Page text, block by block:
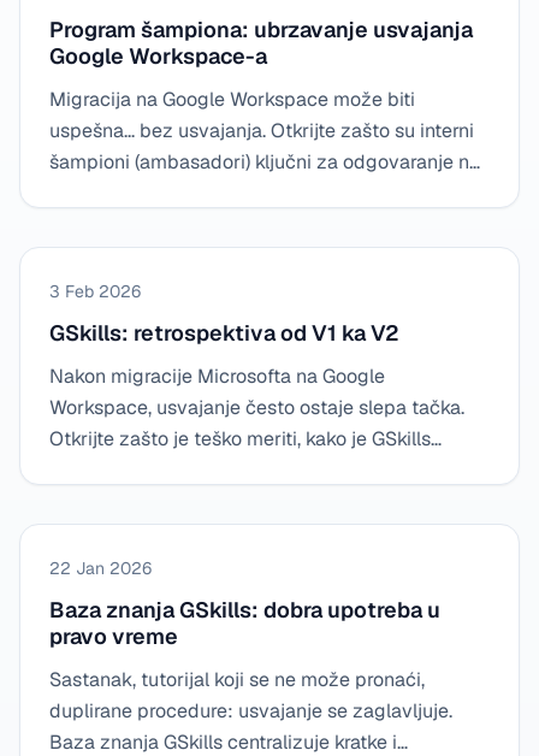
Program šampiona: ubrzavanje usvajanja
Google Workspace-a
Migracija na Google Workspace može biti
uspešna... bez usvajanja. Otkrijte zašto su interni
šampioni (ambasadori) ključni za odgovaranje na
3 Feb 2026
GSkills: retrospektiva od V1 ka V2
Nakon migracije Microsofta na Google
Workspace, usvajanje često ostaje slepa tačka.
Otkrijte zašto je teško meriti, kako je GSkills
22 Jan 2026
Baza znanja GSkills: dobra upotreba u
pravo vreme
Sastanak, tutorijal koji se ne može pronaći,
duplirane procedure: usvajanje se zaglavljuje.
Baza znanja GSkills centralizuje kratke i